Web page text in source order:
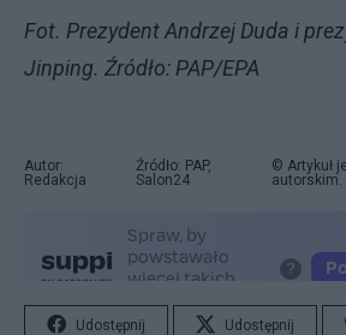
Fot. Prezydent Andrzej Duda i
Jinping. Źródło: PAP/EPA
Autor:
Redakcja
Źródło: PAP,
Salon24
© Artykuł
autorskim.
Udostępnij Udostępnij